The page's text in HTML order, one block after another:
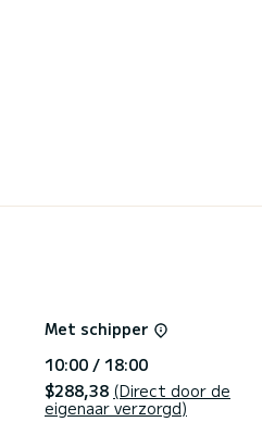
Met schipper
10:00 / 18:00
$288,38 (Direct door de
eigenaar verzorgd)